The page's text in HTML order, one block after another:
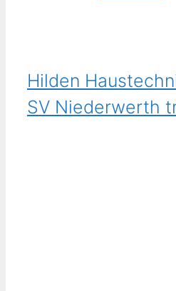
Hilden
SV Niederwerth